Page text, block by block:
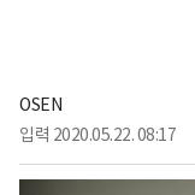
OSEN
입력 2020.05.22. 08:17